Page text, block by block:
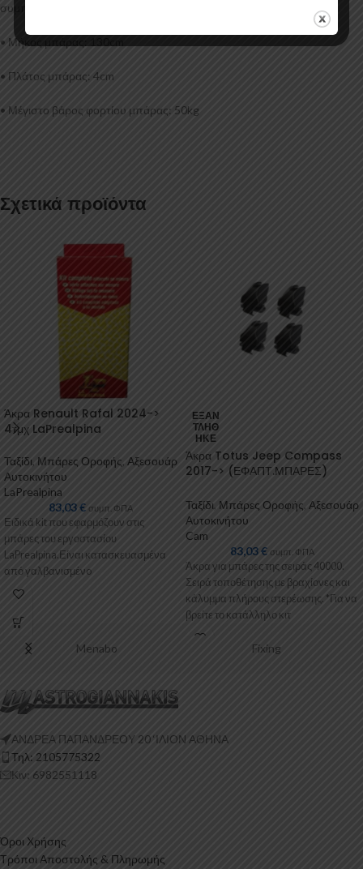
συμπεριλαμβανομένου και T.U.V.
• Μήκος μπάρας: 130cm
• Πλάτος μπάρας: 4cm
• Μέγιστο βάρος φορτίου μπάρας: 50kg
Σχετικά προϊόντα
Άκρα Renault Rafal 2024->
4τμχ LaPrealpina
Ταξίδι Μπάρες Οροφής Αξεσουάρ
Αυτοκινήτου
LaPrealpina
83,03€ συμπ. ΦΠΑ
Ειδικά kit που εφαρμόζουν στις
μπάρες του εργοστασίου
LaPrealpina.Είναι κατασκευασμένα
από γαλβανισμένo
μέταλλο.Παρέχονται με
λαστιχένιες προσθήκες
ΕΞΑΝ
ΤΛΉΘ
ΗΚΕ
Άκρα Totus Jeep Compass
2017-> (ΕΦΑΠΤ.ΜΠΑΡΕΣ)
(ΕΦΑΠΤ.ΜΠΑΡΕΣ) 4τμχ Cam
Ταξίδι, Μπάρες Οροφής Αξεσουάρ
Αυτοκινήτου
Cam
83,03€ συμπ. ΦΠΑ
Άκρα για μπάρες της σειράς 40000.
Σειρά τοποθέτησης με βραχίονες και
κάλυμμα πλήρους στερέωσης. *Για να
βρείτε το κατάλληλο κιτ
Menabo Fixing
ΑΝΔΡΕΑ ΠΑΠΑΝΔΡΕΟΥ 20 ‘ΙΛΙΟΝ ΑΘΗΝΑ
Τηλ: 2105775322
Κιν: 6982551118
Όροι Χρήσης
Τρόποι Αποστολής & Πληρωμής